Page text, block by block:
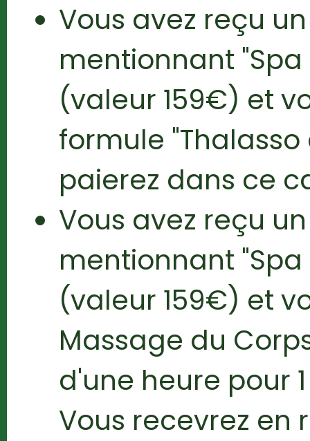
Vous avez reçu
mentionnant "Spa
(valeur 159€) et
formule
paierez dans ce
Vous avez reçu
mentionnant "Spa
(valeur 159€) et
Massage du
d'une heure pour
Vous recevrez